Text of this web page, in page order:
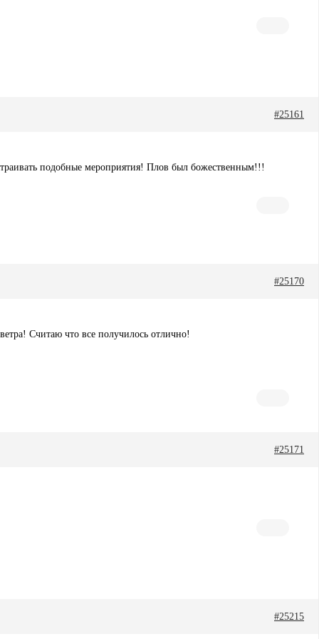
#25161
подобные мероприятия! Плов был божественным!!!
#25170
Считаю что все получилось отлично!
#25171
#25215